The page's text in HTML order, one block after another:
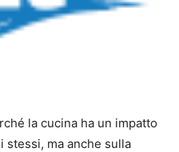
la cucina ha un impatto
stessi, ma anche sulla